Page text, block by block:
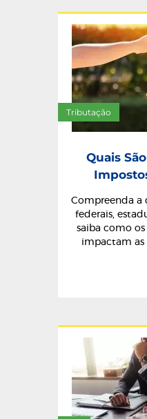
Tributação
Quais
Compreenda a
federais,
saiba como
impactam as